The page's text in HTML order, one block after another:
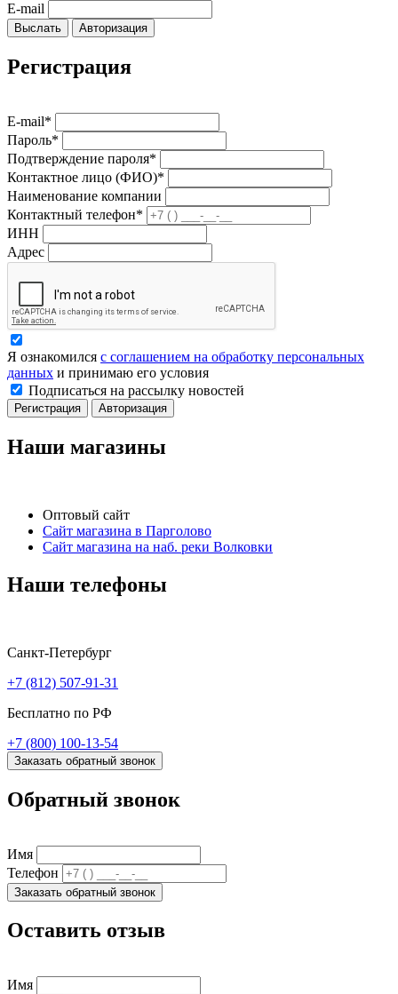
E-mail
Выслать Авторизация
Регистрация
E-mail*
Пароль*
Подтверждение пароля*
Контактное лицо (ФИО)*
Наименование компании
Контактный телефон*
ИНН
Адрес
Я ознакомился с соглашением на обработку персональных
данных и принимаю его условия
Подписаться на рассылку новостей
Регистрация Авторизация
Наши магазины
Оптовый сайт
Сайт магазина в Парголово
Сайт магазина на наб. реки Волковки
Наши телефоны
Санкт-Петербург
+7 (812) 507-91-31
Бесплатно по РФ
+7 (800) 100-13-54
Заказать обратный звонок
Обратный звонок
Имя
Телефон
Заказать обратный звонок
Оставить отзыв
Имя